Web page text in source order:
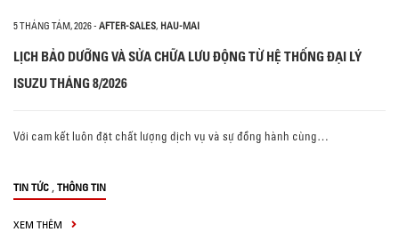
5 THÁNG TÁM, 2026- AFTER-SALES, HAU-MAI
LỊCH BẢO DƯỠNG VÀ SỬA CHỮA LƯU ĐỘNG TỪ HỆ THỐNG ĐẠI LÝ
ISUZU THÁNG 8/2026
Với cam kết luôn đặt chất lượng dịch vụ và sự đồng hành cùng…
TIN TỨC , THÔNG TIN
XEM THÊM